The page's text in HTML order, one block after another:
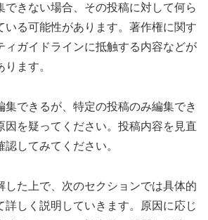
できない場合、その投稿に対して何ら
いる可能性があります。著作権に関す
ィガイドラインに抵触する内容などが
ます。
集できるが、特定の投稿のみ編集でき
因を疑ってください。投稿内容を見直
してみてください。
した上で、次のセクションでは具体的
詳しく説明していきます。原因に応じ